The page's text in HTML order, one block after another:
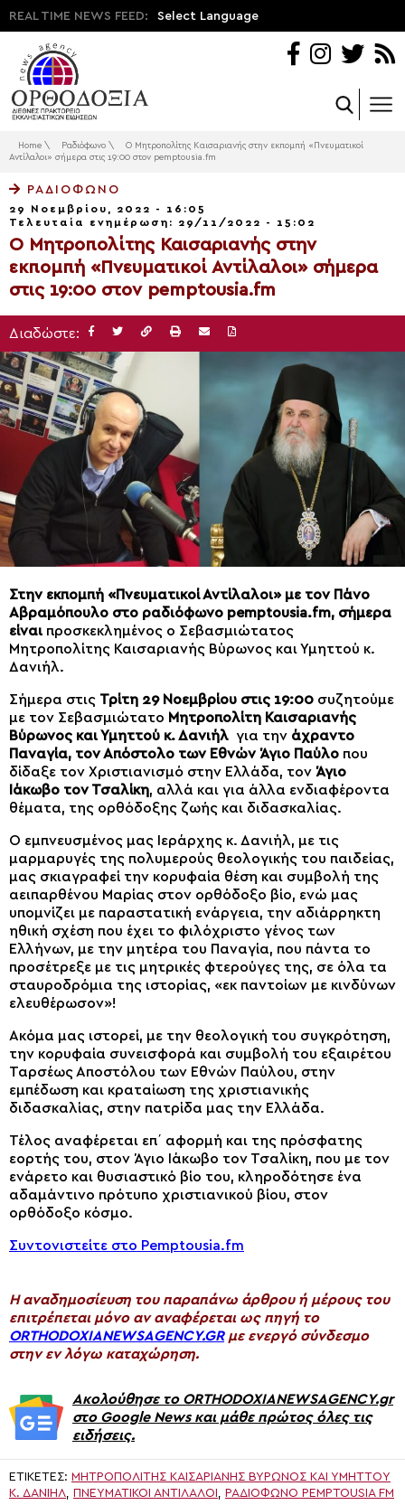
REAL TIME NEWS FEED: Select Language
Home \ Ραδιόφωνο \
Ο Μητροπολίτης Καισαριανής στην εκπομπή «Πνευματικοί
Αντίλαλοι» σήμερα στις 19:00 στον pemptousia.fm
ΡΑΔΙΌΦΩΝΟ
29 Νοεμβρίου, 2022 - 16:05
Τελευταία ενημέρωση: 29/11/2022 - 15:02
Ο Μητροπολίτης Καισαριανής στην
εκπομπή «Πνευματικοί Αντίλαλοι» σήμερα
στις 19:00 στον pemptousia.fm
Διαδώστε:
Στην εκπομπή «Πνευματικοί Αντίλαλοι» με τον Πάνο
Αβραμόπουλο στο ραδιόφωνο pemptousia.fm, σήμερα
είναι προσκεκλημένος ο Σεβασμιώτατος
Μητροπολίτης Καισαριανής Βύρωνος και Υμηττού κ.
Δανιήλ.
Σήμερα στις Τρίτη 29 Νοεμβρίου στις 19:00 συζητούμε
με τον Σεβασμιώτατο Μητροπολίτη Καισαριανής
Βύρωνος και Υμηττού κ. Δανιήλ για την άχραντο
Παναγία, τον Απόστολο των Εθνών Άγιο Παύλο που
δίδαξε τον Χριστιανισμό στην Ελλάδα, τον Άγιο
Ιάκωβο τον Τσαλίκη, αλλά και για άλλα ενδιαφέροντα
θέματα, της ορθόδοξης ζωής και διδασκαλίας.
Ο εμπνευσμένος μας Ιεράρχης κ. Δανιήλ, με τις
μαρμαρυγές της πολυμερούς θεολογικής του παιδείας,
μας σκιαγραφεί την κορυφαία θέση και συμβολή της
αειπαρθένου Μαρίας στον ορθόδοξο βίο, ενώ μας
υπομνίζει με παραστατική ενάργεια, την αδιάρρηκτη
ηθική σχέση που έχει το φιλόχριστο γένος των
Ελλήνων, με την μητέρα του Παναγία, που πάντα το
προσέτρεξε με τις μητρικές φτερούγες της, σε όλα τα
σταυροδρόμια της ιστορίας, «εκ παντοίων με κινδύνων
ελευθέρωσον»!
Ακόμα μας ιστορεί, με την θεολογική του συγκρότηση,
την κορυφαία συνεισφορά και συμβολή του εξαιρέτου
Ταρσέως Αποστόλου των Εθνών Παύλου, στην
εμπέδωση και κραταίωση της χριστιανικής
διδασκαλίας, στην πατρίδα μας την Ελλάδα.
Τέλος αναφέρεται επ΄ αφορμή και της πρόσφατης
εορτής του, στον Άγιο Ιάκωβο τον Τσαλίκη, που με τον
ενάρετο και θυσιαστικό βίο του, κληροδότησε ένα
αδαμάντινο πρότυπο χριστιανικού βίου, στον
ορθόδοξο κόσμο.
Συντονιστείτε στο Pemptousia.fm
H αναδημοσίευση του παραπάνω άρθρου ή μέρους του
επιτρέπεται μόνο αν αναφέρεται ως πηγή το
ORTHODOXIANEWSAGENCY.GRμε ενεργό σύνδεσμο
στην εν λόγω καταχώρηση.
Ακολούθησε το ORTHODOXIANEWSAGENCY.gr
στο Google News και μάθε πρώτος όλες τις
ειδήσεις.
ΕΤΙΚΈΤΕΣ: ΜΗΤΡΟΠΟΛΊΤΗΣ ΚΑΙΣΑΡΙΑΝΉΣ ΒΎΡΩΝΟΣ ΚΑΙ ΥΜΗΤΤΟΎ
Κ. ΔΑΝΙΉΛ, ΠΝΕΥΜΑΤΙΚΟΙ ΑΝΤΙΛΑΛΟΙ , ΡΑΔΙΌΦΩΝΟ PEMPTOUSIA FM